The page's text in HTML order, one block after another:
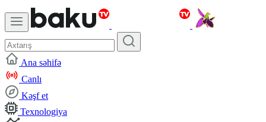
Ana səhifə
Canlı
Kəşf et
Texnologiya